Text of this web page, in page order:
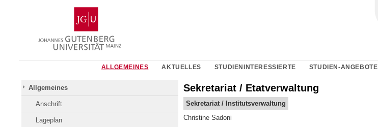
Gutenberg-
Universität
Mainz
ALLGEMEINES AKTUELLES STUDIENINTERESSIERTE STUDIEN-ANGEBOTE
Allgemeines
Anschrift
Lageplan
Sekretariat / Etatverwaltung
Sekretariat / Institutsverwaltung
Christine Sadoni